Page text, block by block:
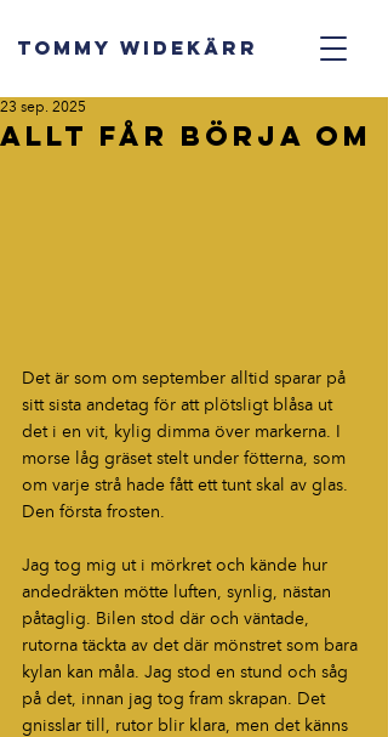
TOMMY WIDEKÄRR
Allt får börja om
23 sep. 2025
Det är som om september alltid sparar på
sitt sista andetag för att plötsligt blåsa ut
det i en vit, kylig dimma över markerna. I
morse låg gräset stelt under fötterna, som
om varje strå hade fått ett tunt skal av glas.
Den första frosten.
Jag tog mig ut i mörkret och kände hur
andedräkten mötte luften, synlig, nästan
påtaglig. Bilen stod där och väntade,
rutorna täckta av det där mönstret som bara
kylan kan måla. Jag stod en stund och såg
på det, innan jag tog fram skrapan. Det
gnisslar till, rutor blir klara, men det känns